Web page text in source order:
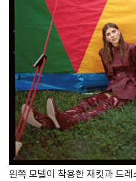
왼쪽 모델이 착용한 재킷과 드레